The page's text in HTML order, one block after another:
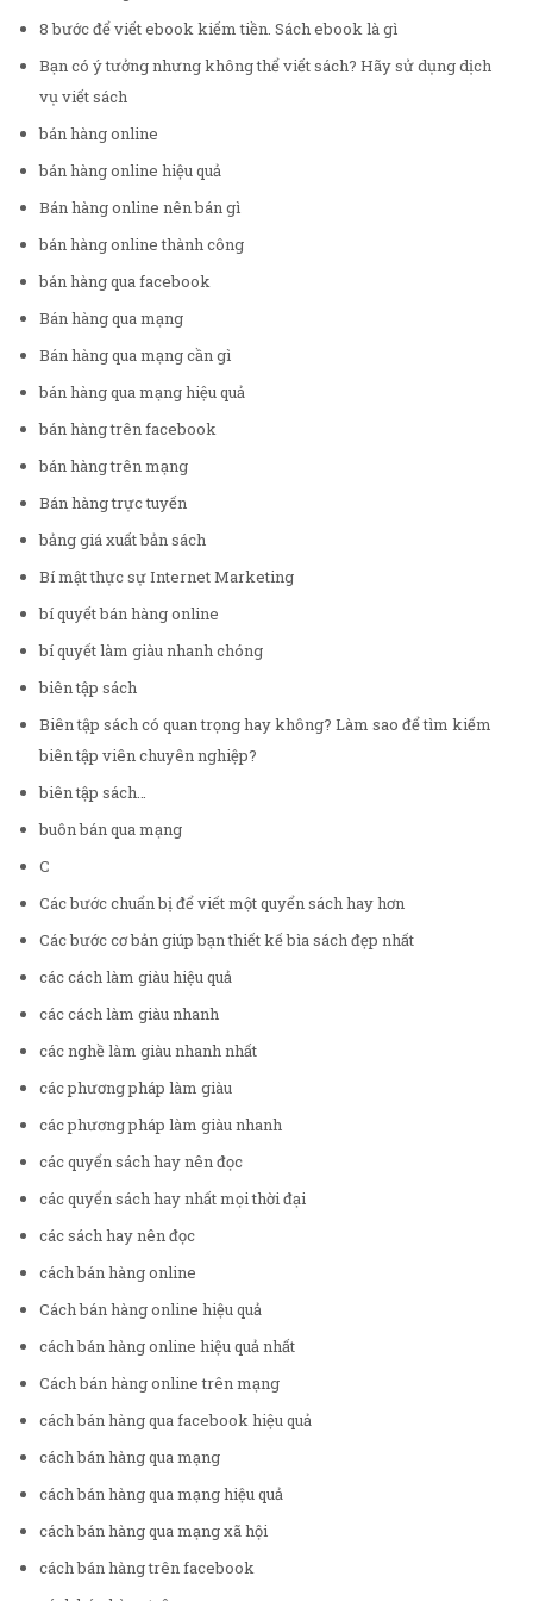
8 bước để viết ebook kiếm tiền. Sách ebook là gì
Bạn có ý tưởng nhưng không thể viết sách? Hãy sử dụng dịch
vụ viết sách
bán hàng online
bán hàng online hiệu quả
Bán hàng online nên bán gì
bán hàng online thành công
bán hàng qua facebook
Bán hàng qua mạng
Bán hàng qua mạng cần gì
bán hàng qua mạng hiệu quả
bán hàng trên facebook
bán hàng trên mạng
Bán hàng trực tuyến
bảng giá xuất bản sách
Bí mật thực sự Internet Marketing
bí quyết bán hàng online
bí quyết làm giàu nhanh chóng
biên tập sách
Biên tập sách có quan trọng hay không? Làm sao để tìm kiếm
biên tập viên chuyên nghiệp?
biên tập sách…
buôn bán qua mạng
C
Các bước chuẩn bị để viết một quyển sách hay hơn
Các bước cơ bản giúp bạn thiết kế bìa sách đẹp nhất
các cách làm giàu hiệu quả
các cách làm giàu nhanh
các nghề làm giàu nhanh nhất
các phương pháp làm giàu
các phương pháp làm giàu nhanh
các quyển sách hay nên đọc
các quyển sách hay nhất mọi thời đại
các sách hay nên đọc
cách bán hàng online
Cách bán hàng online hiệu quả
cách bán hàng online hiệu quả nhất
Cách bán hàng online trên mạng
cách bán hàng qua facebook hiệu quả
cách bán hàng qua mạng
cách bán hàng qua mạng hiệu quả
cách bán hàng qua mạng xã hội
cách bán hàng trên facebook